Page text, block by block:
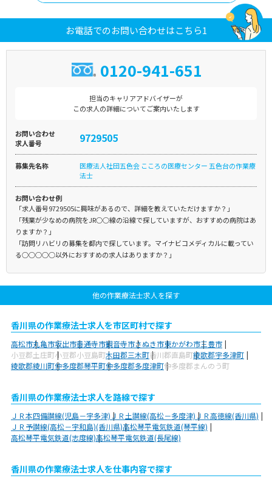
お電話でのお問い合わせはこちら1
0120-941-651
担当のキャリアアドバイザーが
この求人の詳細についてご案内いたします
お問い合わせ
求人番号
9729505
募集先名称
医療法人社団五色会 こころの医療センター 五色台の作業療
法士
お問い合わせ例
「求人番号9729505に興味があるので、詳細を教えていただけますか？」
「残業が少なめの病院をJR○○線の沿線で探していますが、おすすめの病院はあ
りますか？」
「訪問リハビリの募集を都内で探しています。マイナビコメディカルに載ってい
る○○○○○以外におすすめの求人はありますか？」
他の作業療法士求人を探す
香川県の作業療法士求人を市区町村で探す
高松市丸亀市坂出市善通寺市観音寺市さぬき市東かがわ市三豊市
小豆郡土庄町小豆郡小豆島町木田郡三木町香川郡直島町綾歌郡宇多津町
綾歌郡綾川町仲多度郡琴平町仲多度郡多度津町仲多度郡まんのう町
香川県の作業療法士求人を路線で探す
ＪＲ本四備讃線(児島－宇多津)ＪＲ土讃線(高松－多度津)ＪＲ高徳線(香川県)
ＪＲ予讃線(高松－宇和島)(香川県)高松琴平電気鉄道(琴平線)
高松琴平電気鉄道(志度線)高松琴平電気鉄道(長尾線)
香川県の作業療法士求人を仕事内容で探す